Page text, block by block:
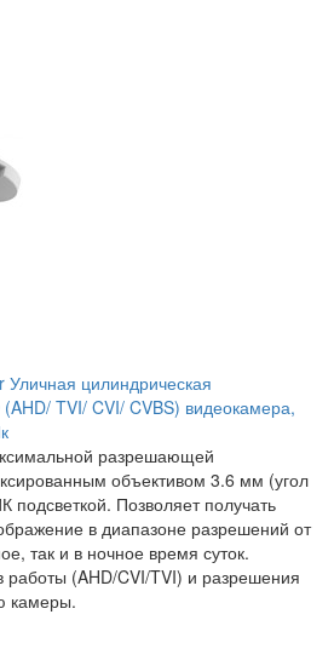
цилиндрическая
TVI/ CVI/ CVBS) видеокамера,
разрешающей
объективом 3.6 мм (угол
подсветкой. Позволяет получать
в диапазоне разрешений от
так и в ночное время суток.
(AHD/CVI/TVI) и разрешения
камеры.